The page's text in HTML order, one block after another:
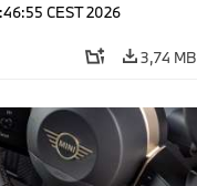
CEST 2026
3,74 MB